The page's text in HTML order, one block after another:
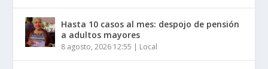
Hasta 10 casos al mes: despojo de pensión
a adultos mayores
8 agosto, 2026 12:55 | Local